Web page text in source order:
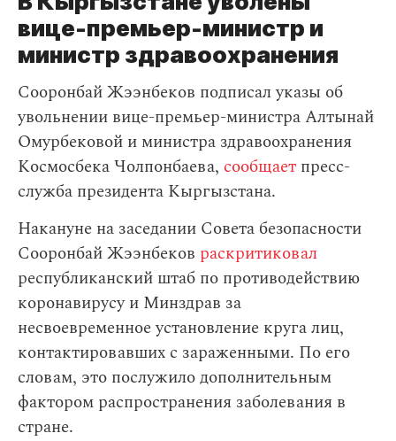
вице-премьер-министр и
министр здравоохранения
Сооронбай Жээнбеков подписал указы об
увольнении вице-премьер-министра Алтынай
Омурбековой и министра здравоохранения
Космосбека Чолпонбаева, сообщает пресс-
служба президента Кыргызстана.
Накануне на заседании Совета безопасности
Сооронбай Жээнбеков раскритиковал
республиканский штаб по противодействию
коронавирусу и Минздрав за
несвоевременное установление круга лиц,
контактировавших с зараженными. По его
словам, это послужило дополнительным
фактором распространения заболевания в
стране.